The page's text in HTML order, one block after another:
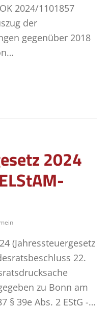
2024/1101857
der
gegenüber 2018
2024
(Jahressteuergesetz
22.
zu Bonn am
§ 39e Abs. 2 EStG -…